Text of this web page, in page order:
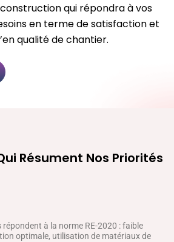
qui répondra à vos
en terme de satisfaction et
qualité de chantier.
Résument Nos Priorités
à la norme RE-2020 : faible
optimale, utilisation de matériaux de